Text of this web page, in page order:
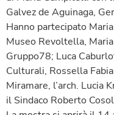
Galvez de Aguinaga,
Hanno partecipato
Museo Revoltella,
Gruppo78; Luca
Culturali, Rossella
Miramare, l’arch. Lucia
il Sindaco Roberto